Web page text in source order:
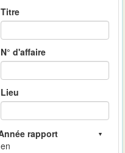
Titre
N° d'affaire
Lieu
en